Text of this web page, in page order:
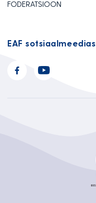
FÖDERATSIOON
EAF sotsiaalmeedias